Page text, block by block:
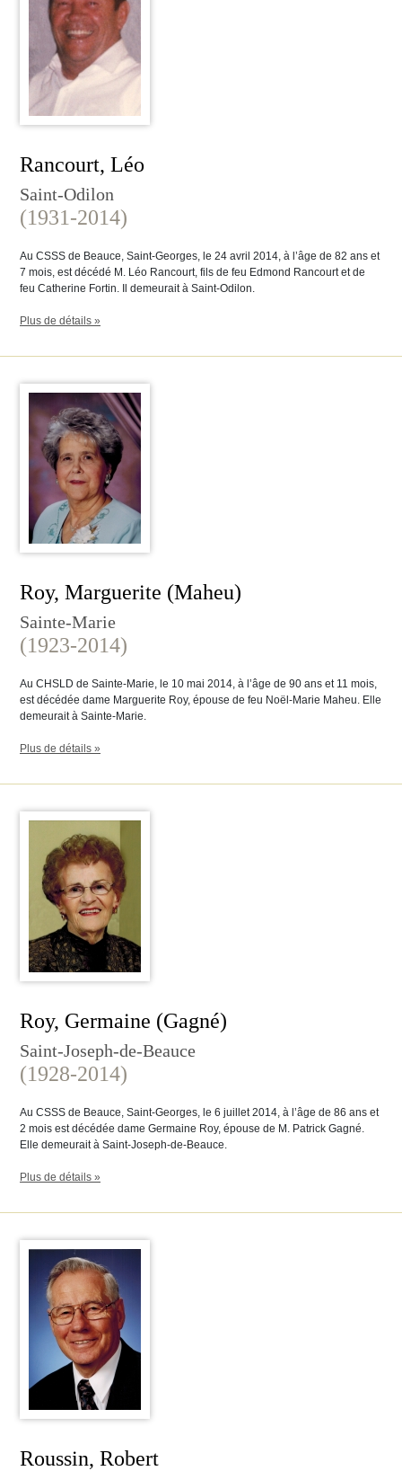
Rancourt, Léo
Saint-Odilon
(1931-2014)
Au CSSS de Beauce, Saint-Georges, le 24 avril 2014, à l’âge de 82 ans et
7 mois, est décédé M. Léo Rancourt, fils de feu Edmond Rancourt et de
feu Catherine Fortin. Il demeurait à Saint-Odilon.
Plus de détails »
Roy, Marguerite (Maheu)
Sainte-Marie
(1923-2014)
Au CHSLD de Sainte-Marie, le 10 mai 2014, à l’âge de 90 ans et 11 mois,
est décédée dame Marguerite Roy, épouse de feu Noël-Marie Maheu. Elle
demeurait à Sainte-Marie.
Plus de détails »
Roy, Germaine (Gagné)
Saint-Joseph-de-Beauce
(1928-2014)
Au CSSS de Beauce, Saint-Georges, le 6 juillet 2014, à l’âge de 86 ans et
2 mois est décédée dame Germaine Roy, épouse de M. Patrick Gagné.
Elle demeurait à Saint-Joseph-de-Beauce.
Plus de détails »
Roussin, Robert